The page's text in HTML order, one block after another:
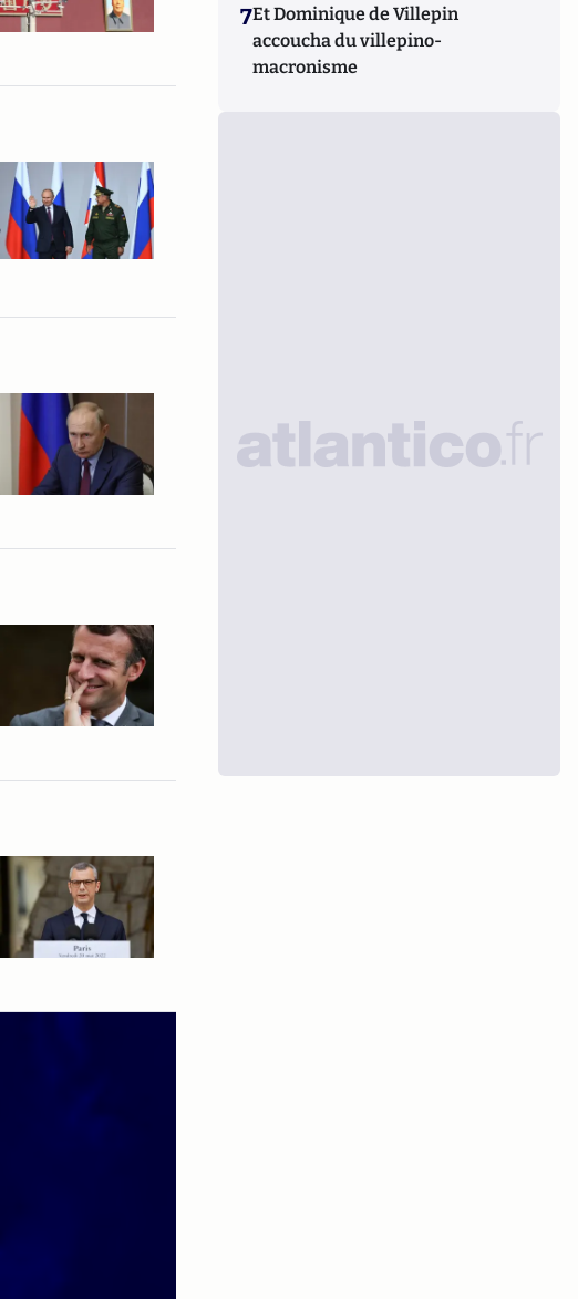
7Et Dominique de Villepin
accoucha du villepino-
macronisme